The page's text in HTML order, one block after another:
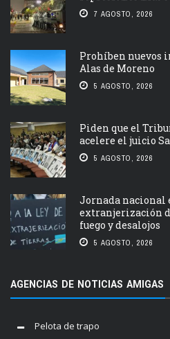
7 AGOSTO, 2026
Prohíben nuevos
Alas de Moreno
5 AGOSTO, 2026
Piden que el
acelere el juicio
5 AGOSTO, 2026
Jornada nacional
extranjerización
fuego y desalojos
5 AGOSTO, 2026
AGENCIAS DE NOTICIAS AMIGAS
Pelota de trapo